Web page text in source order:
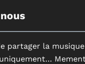
partager la